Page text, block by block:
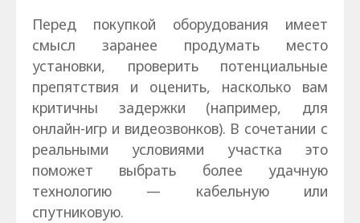
Перед покупкой оборудования имеет
смысл заранее продумать место
установки, проверить потенциальные
препятствия и оценить, насколько вам
критичны задержки (например, для
онлайн-игр и видеозвонков). В сочетании с
реальными условиями участка это
поможет выбрать более удачную
технологию — кабельную или
спутниковую.